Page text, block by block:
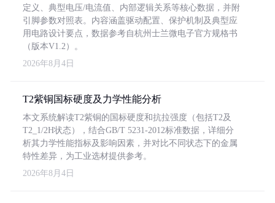
定义、典型电压/电流值、内部逻辑关系等核心数据，并附
引脚参数对照表。内容涵盖驱动配置、保护机制及典型应
用电路设计要点，数据参考自杭州士兰微电子官方规格书
（版本V1.2）。
2026年8月4日
T2紫铜国标硬度及力学性能分析
本文系统解读T2紫铜的国标硬度和抗拉强度（包括T2及
T2_1/2H状态），结合GB/T 5231-2012标准数据，详细分
析其力学性能指标及影响因素，并对比不同状态下的金属
特性差异，为工业选材提供参考。
2026年8月4日